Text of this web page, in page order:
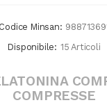
Codice Minsan:
Disponibile: 15 Articoli
COMPRESSE